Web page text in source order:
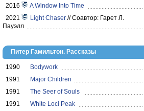
2016
A Window Into Time
2021
Light Chaser //Соавтор: Гарет Л.
Пауэлл
Питер Гамильтон. Рассказы
1990 Bodywork
1991
Major Children
1991
The Seer of Souls
1991
White Loci Peak